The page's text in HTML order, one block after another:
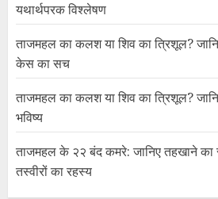
यथार्थपरक विश्लेषण
ताजमहल का कलश या शिव का त्रिशूल?
केस का सच
ताजमहल का कलश या शिव का त्रिशूल?
भविष्य
ताजमहल के २२ बंद कमरे: जानिए तहखाने
तस्वीरों का रहस्य